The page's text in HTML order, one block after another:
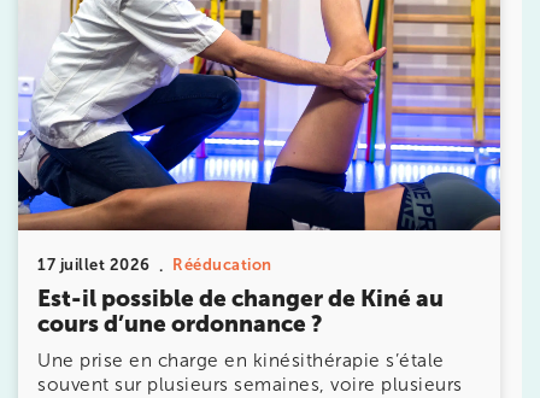
17 juillet 2026 Rééducation
Est-il possible de changer de Kiné au
cours d’une ordonnance ?
Une prise en charge en kinésithérapie s’étale
souvent sur plusieurs semaines, voire plusieurs
Prenez RDV sur
Prenez RDV sur
IK PARIS 15 – SÉGUR
75015 Paris
75015 Paris
01 43 31 00 33
Prenez RDV sur
Prenez RDV sur
IK PARIS 6 – CASSETTE